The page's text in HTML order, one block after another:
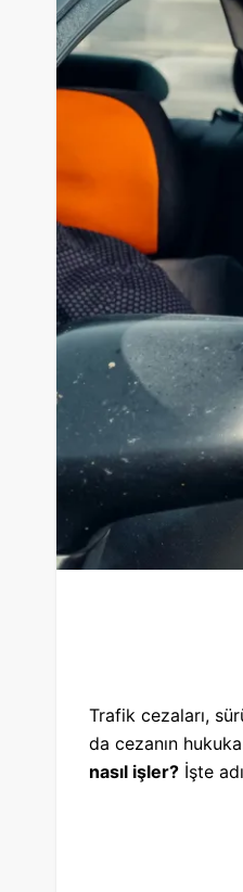
Trafik cezaları,
da cezanın
nasıl işler? İşte